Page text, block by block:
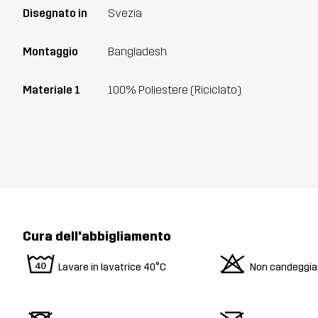
Disegnato in Svezia
Montaggio Bangladesh
Materiale 1 100% Poliestere (Riciclato)
Cura dell'abbigliamento
8 Lavare in lavatrice 40°C o Non